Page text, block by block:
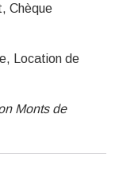
Chèque
Location de
Monts de